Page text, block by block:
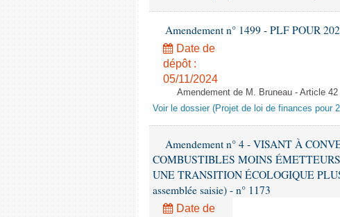
Amendement n° 1499 - PLF POUR
Date de
dépôt :
05/11/2024
Amendement de M. Bruneau - Article 42
Voir le dossier (Projet de loi de finances pour
Amendement n° 4 - VISANT À
COMBUSTIBLES MOINS
UNE TRANSITION ÉCOLOGIQUE
assemblée saisie) - n° 1173
Date de